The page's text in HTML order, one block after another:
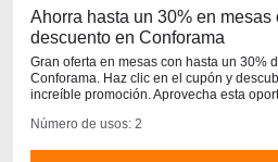
Ahorra hasta un 30% en mesas
descuento en Conforama
Gran oferta en mesas con hasta un 30%
Conforama. Haz clic en el cupón y
increíble promoción. Aprovecha esta
Número de usos: 2